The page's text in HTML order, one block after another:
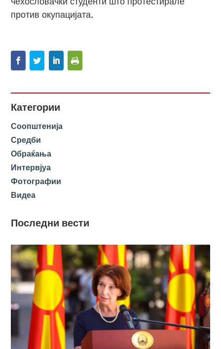
против окупацијата.
Категории
Соопштенија
Средби
Обраќања
Интервјуа
Фотографии
Видеа
Последни вести